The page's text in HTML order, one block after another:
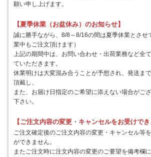
願い申し上げます。
【夏季休業（お盆休み）のお知らせ】
誠に勝手ながら、8/8～8/16の間は夏季休業とさせ
業中もご注文頂けます）
上記の期間中は、お問い合わせ・出荷業務など全
ていただきます。
休業明けは大変混み合うことが予想され、発送ま
頂戴し、
また、お届け日指定のご希望に添えない場合がご
下さい。
【ご注文内容の変更・キャンセルをお受けでき
ご注文確定後のご注文内容の変更・キャンセル等
ができません。
またご注文時に注文内容の変更のご要望を備考欄